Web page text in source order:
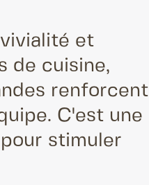
et
de cuisine,
renforcent
C'est une
stimuler